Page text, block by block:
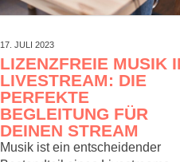
17. JULI 2023
LIZENZFREIE MUSIK
LIVESTREAM: DIE
PERFEKTE
BEGLEITUNG FÜR
DEINEN STREAM
Musik ist ein entscheidender